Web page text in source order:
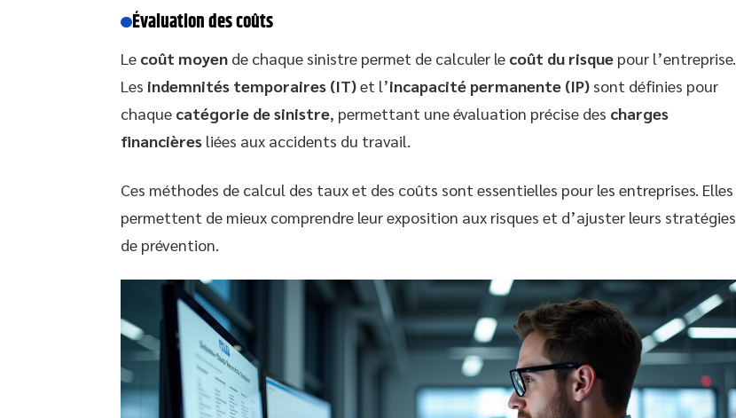
Évaluation des coûts
Le coût moyen de chaque sinistre permet de calculer le coût du risque pour l’entreprise.
Les indemnités temporaires (IT)et l’incapacité permanente (IP) sont définies pour
chaque catégorie de sinistre, permettant une évaluation précise des charges
financières liées aux accidents du travail.
Ces méthodes de calcul des taux et des coûts sont essentielles pour les entreprises. Elles
permettent de mieux comprendre leur exposition aux risques et d’ajuster leurs stratégies
de prévention.